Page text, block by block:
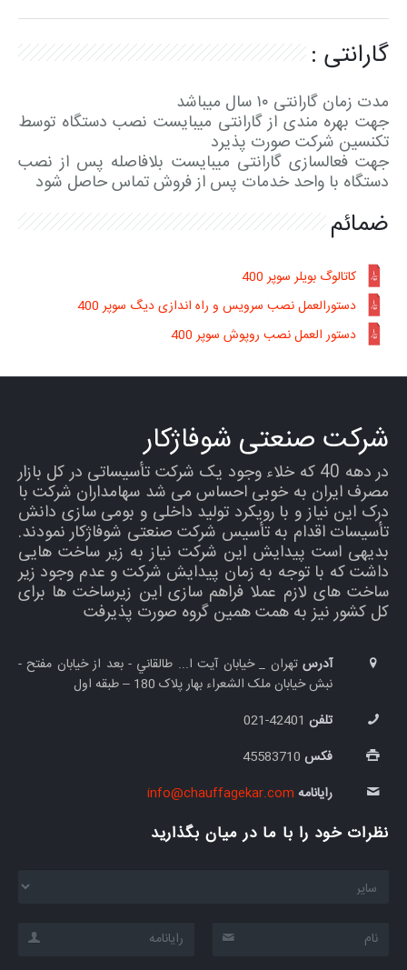
گارانتی :
مدت زمان گارانتی ۱۰ سال میباشد
جهت بهره مندی از گارانتی میبایست نصب دستگاه توسط
تکنسین شرکت صورت پذیرد
جهت فعالسازی گارانتی میبایست بلافاصله پس از نصب
دستگاه با واحد خدمات پس از فروش تماس حاصل شود
ضمائم
کاتالوگ بویلر سوپر 400
دستورالعمل نصب سرویس و راه اندازی دیگ سوپر 400
دستور العمل نصب روپوش سوپر 400
شرکت صنعتی شوفاژکار
در دهه 40 که خلاء وجود یک شرکت تأسیساتی در کل بازار
مصرف ایران به خوبی احساس می شد سهامداران شرکت با
درک این نیاز و با رویکرد تولید داخلی و بومی سازی دانش
تأسیسات اقدام به تأسیس شرکت صنعتی شوفاژکار نمودند.
بدیهی است پیدایش این شرکت نیاز به زیر ساخت هایی
داشت که با توجه به زمان پیدایش شرکت و عدم وجود زیر
ساخت های لازم عملا فراهم سازی این زیرساخت ها برای
کل کشور نیز به همت همین گروه صورت پذیرفت
آدرس تهران _ خيابان آيت ا... طالقاني - بعد از خیابان مفتح -
نبش خيابان ملک الشعراء بهار پلاک 180 – طبقه اول
تلفن
فکس
رایانامه info@chauffagekar.com
نظرات خود را با ما در میان بگذارید